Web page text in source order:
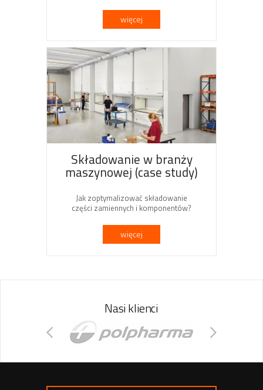
więcej
Składowanie w branży
maszynowej (case study)
Jak zoptymalizować składowanie
części zamiennych i komponentów?
więcej
Nasi klienci